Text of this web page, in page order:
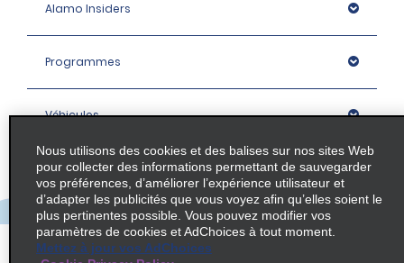
Alamo Insiders
Programmes
Véhicules
Succursales
Entreprise
Nous utilisons des cookies et des balises sur nos sites Web
pour collecter des informations permettant de sauvegarder
vos préférences, d’améliorer l’expérience utilisateur et
d’adapter les publicités que vous voyez afin qu’elles soient le
plus pertinentes possible. Vous pouvez modifier vos
paramètres de cookies et AdChoices à tout moment.
Mettez à jour vos AdChoices